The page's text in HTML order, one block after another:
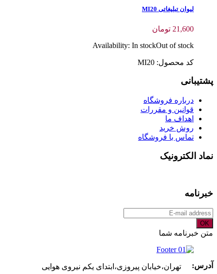
لیوان تبلیغاتی MI20
21,600 تومان
Availability: In stockOut of stock
کد محصول: MI20
پشتیبانی
درباره فروشگاه
قوانین و مقررات
اهداف ما
روش خرید
تماس با فروشگاه
نماد الکترونیک
خبرنامه
OK
متن خبرنامه شما
آدرس:
تهران،خیابان پیروزی،ابتدای یکم نیروی هوایی